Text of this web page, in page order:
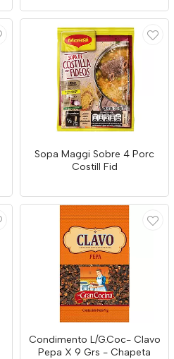
Sopa Maggi Sobre 4 Porc
Costill Fid
Condimento L/G.Coc- Clavo
Pepa X 9 Grs - Chapeta